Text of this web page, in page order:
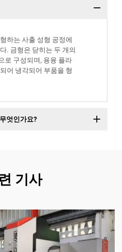
하는 사출 성형 공정에
. 금형은 닫히는 두 개의
로 구성되며, 용융 플라
어 냉각되어 부품을 형
엇인가요?
기사